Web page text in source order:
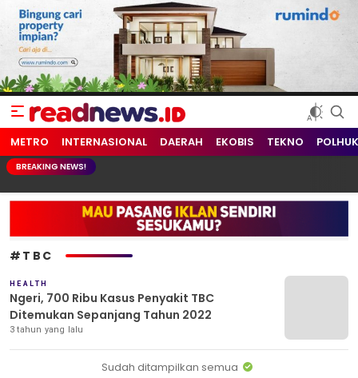
readnews.id
Berita Terkini, Update Terbaru Hari ini dari Indonesia dan Dunia
METRO INTERNASIONAL DAERAH EKOBIS TEKNO
BREAKING NEWS!
#TBC
HEALTH
Ngeri, 700 Ribu Kasus Penyakit TBC
Ditemukan Sepanjang Tahun 2022
3 tahun yang lalu
Sudah ditampilkan semua